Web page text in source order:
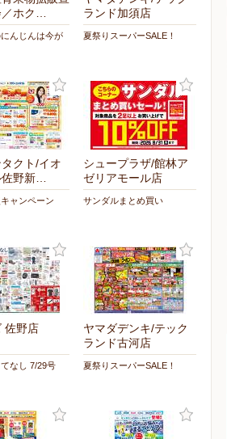
ホク…
んじんは今が
ランド加須店
夏祭りスーパーSALE！
クト/イオ
野新…
ャンペーン
シュープラザ/館林ア
ゼリアモール店
サンダルまとめ買い
佐野店
なし 7/29号
ヤマダデンキ/テック
ランド古河店
夏祭りスーパーSALE！